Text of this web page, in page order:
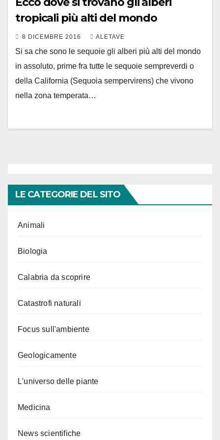
tropicali più alti del mondo
8 DICEMBRE 2016 ALETAVE
Si sa che sono le sequoie gli alberi più alti del mondo
in assoluto, prime fra tutte le sequoie sempreverdi o
della California (Sequoia sempervirens) che vivono
nella zona temperata…
LE CATEGORIE DEL SITO
Animali
Biologia
Calabria da scoprire
Catastrofi naturali
Focus sull'ambiente
Geologicamente
L'universo delle piante
Medicina
News scientifiche